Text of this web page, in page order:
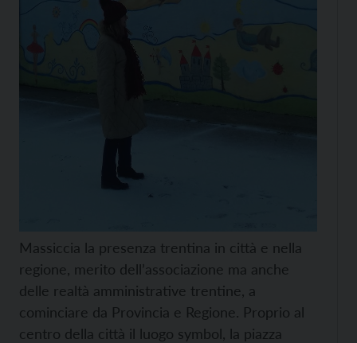
Massiccia la presenza trentina in città e nella
regione, merito dell’associazione ma anche
delle realtà amministrative trentine, a
cominciare da Provincia e Regione. Proprio al
centro della città il luogo symbol, la piazza